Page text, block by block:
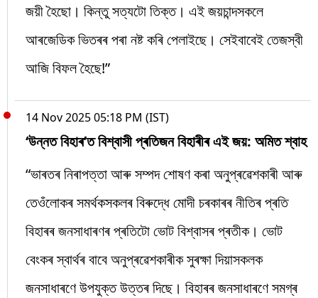
জয়ী হৈছো। কিন্তু সত্যটো তিক্ত। এই জয়চান্দসকলে
আৰজেডিক ভিতৰৰ পৰা নষ্ট কৰি পেলাইছে। সেইবাবেই তেজস্বী
আজি বিফল হৈছে!”
14 Nov 2025 05:18 PM (IST)
‘উন্নত বিহাৰ’ত বিশ্বাসী প্ৰতিজন বিহাৰীৰ এই জয়: অমিত শ্বাহ
“ভাৰতৰ নিৰাপত্তা আৰু সম্পদ শোষণ কৰা অনুপ্ৰৱেশকাৰী আৰু
তেওঁলোকৰ সমৰ্থকসকলৰ বিৰুদ্ধে মোদী চৰকাৰৰ নীতিৰ প্ৰতি
বিহাৰৰ জনসাধাৰণৰ প্ৰতিটো ভোট বিশ্বাসৰ প্ৰতীক। ভোট
বেংকৰ স্বাৰ্থৰ বাবে অনুপ্ৰৱেশকাৰীক সুৰক্ষা দিয়াসকলক
জনসাধাৰণে উপযুক্ত উত্তৰ দিছে। বিহাৰৰ জনসাধাৰণে সমগ্ৰ